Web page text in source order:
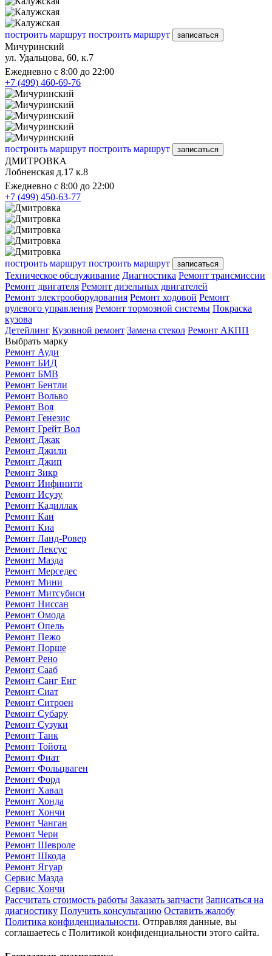
построить маршрут построить маршрут записаться
Мичуринский
ул. Удальцова, 60, к.7
Ежедневно с 8:00 до 22:00
+7 (499) 460-69-76
построить маршрут построить маршрут записаться
ДМИТРОВКА
Лобненская д.17 к.8
Ежедневно с 8:00 до 22:00
+7 (499) 450-63-77
построить маршрут построить маршрут записаться
Техническое обслуживание Диагностика Ремонт трансмиссии
Ремонт двигателя Ремонт дизельных двигателей
Ремонт электрооборудования Ремонт ходовой Ремонт
рулевого управления Ремонт тормозной системы Покраска
кузова
Детейлинг Кузовной ремонт Замена стекол Ремонт АКПП
Выбрать марку
Ремонт Ауди
Ремонт БИД
Ремонт БМВ
Ремонт Бентли
Ремонт Вольво
Ремонт Воя
Ремонт Генезис
Ремонт Грейт Вол
Ремонт Джак
Ремонт Джили
Ремонт Джип
Ремонт Зикр
Ремонт Инфинити
Ремонт Исузу
Ремонт Кадиллак
Ремонт Каи
Ремонт Киа
Ремонт Ланд-Ровер
Ремонт Лексус
Ремонт Мазда
Ремонт Мерседес
Ремонт Мини
Ремонт Митсубиси
Ремонт Ниссан
Ремонт Омода
Ремонт Опель
Ремонт Пежо
Ремонт Порше
Ремонт Рено
Ремонт Сааб
Ремонт Санг Енг
Ремонт Сиат
Ремонт Ситроен
Ремонт Субару
Ремонт Сузуки
Ремонт Танк
Ремонт Тойота
Ремонт Фиат
Ремонт Фольцваген
Ремонт Форд
Ремонт Хавал
Ремонт Хонда
Ремонт Хончи
Ремонт Чанган
Ремонт Чери
Ремонт Шевроле
Ремонт Шкода
Ремонт Ягуар
Сервис Мазда
Сервис Хончи
Рассчитать стоимость работы Заказать запчасти Записаться на
диагностику Получить консультацию Оставить жалобу
Политика конфиденциальности. Отправляя данные, вы
соглашаетесь с Политикой конфиденциальности этого сайта.